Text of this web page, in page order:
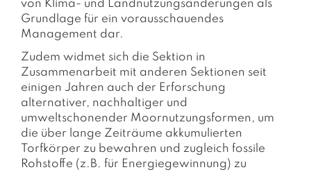
von Klima- und Landnutzungsänderungen als
Grundlage für ein vorausschauendes
Management dar.
Zudem widmet sich die Sektion in
Zusammenarbeit mit anderen Sektionen seit
einigen Jahren auch der Erforschung
alternativer, nachhaltiger und
umweltschonender Moornutzungsformen, um
die über lange Zeiträume akkumulierten
Torfkörper zu bewahren und zugleich fossile
Rohstoffe (z.B. für Energiegewinnung) zu